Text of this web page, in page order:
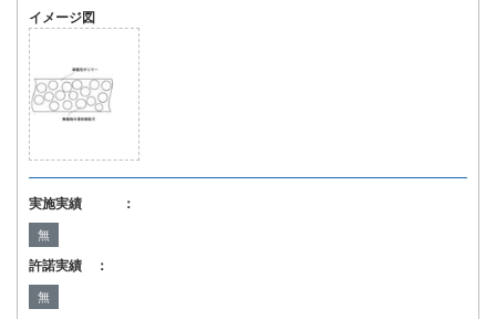
イメージ図
実施実績 ：
無
許諾実績 ：
無